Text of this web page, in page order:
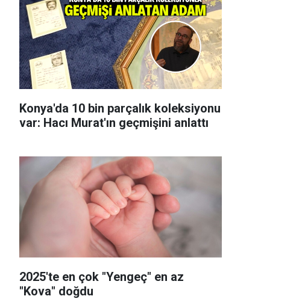
Konya'da 10 bin parçalık koleksiyonu
var: Hacı Murat'ın geçmişini anlattı
2025'te en çok "Yengeç" en az
"Kova" doğdu